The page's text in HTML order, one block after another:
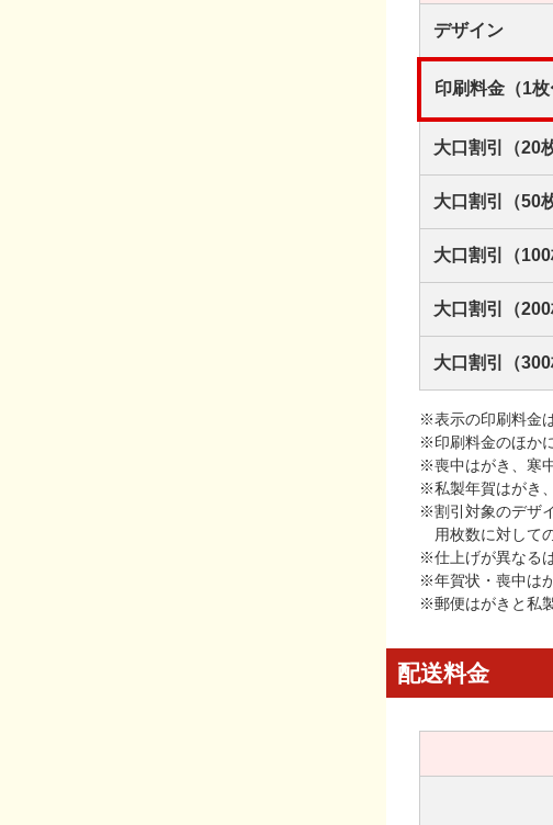
デザイン
印刷料金（1枚
大口割引（20
大口割引（50
大口割引（100
大口割引（200
大口割引（300
※表示の印刷料金
※印刷料金のほか
※喪中はがき、寒
※私製年賀はがき
※割引対象のデザ
用枚数に対して
※仕上げが異なる
※年賀状・喪中は
※郵便はがきと私
配送料金